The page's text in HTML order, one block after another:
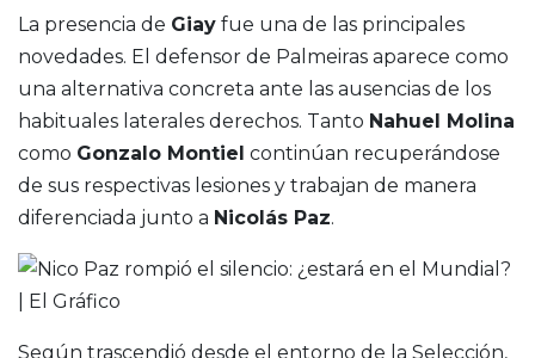
La presencia de Giay fue una de las principales
novedades. El defensor de Palmeiras aparece como
una alternativa concreta ante las ausencias de los
habituales laterales derechos. Tanto Nahuel Molina
como Gonzalo Montiel continúan recuperándose
de sus respectivas lesiones y trabajan de manera
diferenciada junto a Nicolás Paz.
Según trascendió desde el entorno de la Selección,